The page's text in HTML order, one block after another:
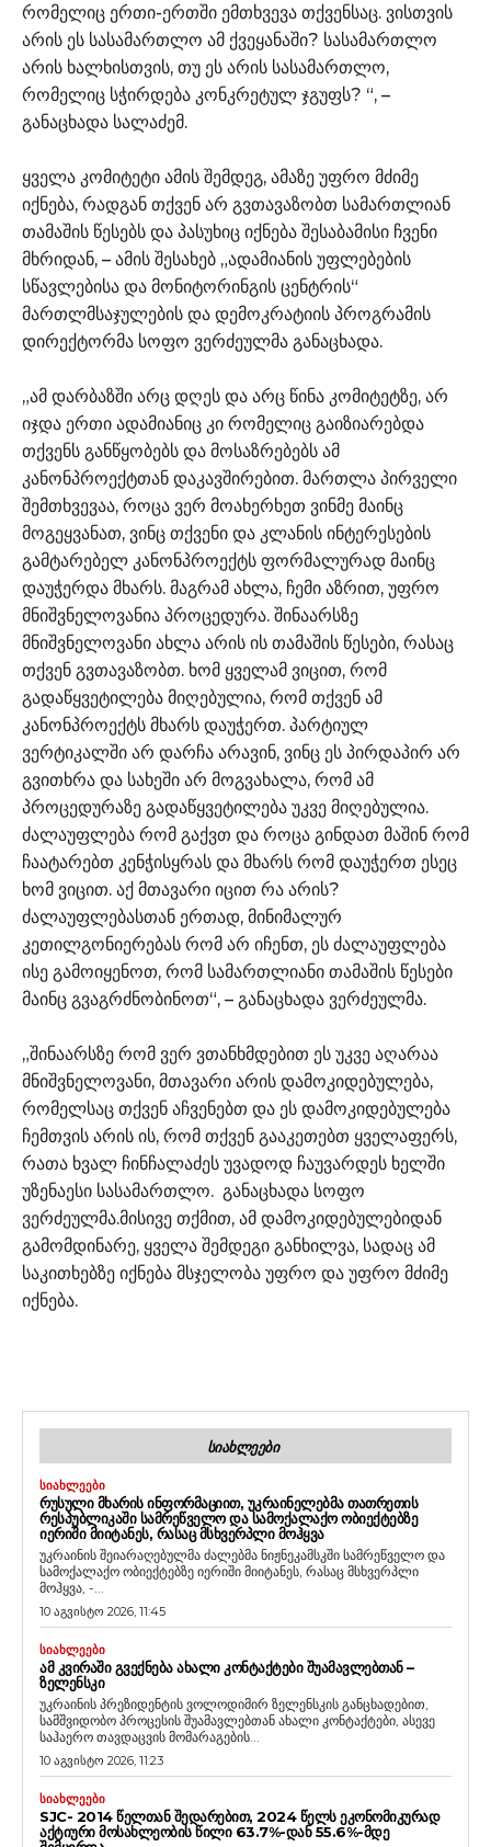
რომელიც ერთი-ერთში ემთხვევა თქვენსაც. ვისთვის
არის ეს სასამართლო ამ ქვეყანაში? სასამართლო
არის ხალხისთვის, თუ ეს არის სასამართლო,
რომელიც სჭირდება კონკრეტულ ჯგუფს? “, –
განაცხადა სალაძემ.
ყველა კომიტეტი ამის შემდეგ, ამაზე უფრო მძიმე
იქნება, რადგან თქვენ არ გვთავაზობთ სამართლიან
თამაშის წესებს და პასუხიც იქნება შესაბამისი ჩვენი
მხრიდან, – ამის შესახებ „ადამიანის უფლებების
სწავლებისა და მონიტორინგის ცენტრის“
მართლმსაჯულების და დემოკრატიის პროგრამის
დირექტორმა სოფო ვერძეულმა განაცხადა.
„ამ დარბაზში არც დღეს და არც წინა კომიტეტზე, არ
იჯდა ერთი ადამიანიც კი რომელიც გაიზიარებდა
თქვენს განწყობებს და მოსაზრებებს ამ
კანონპროექტთან დაკავშირებით. მართლა პირველი
შემთხვევაა, როცა ვერ მოახერხეთ ვინმე მაინც
მოგეყვანათ, ვინც თქვენი და კლანის ინტერესების
გამტარებელ კანონპროექტს ფორმალურად მაინც
დაუჭერდა მხარს. მაგრამ ახლა, ჩემი აზრით, უფრო
მნიშვნელოვანია პროცედურა. შინაარსზე
მნიშვნელოვანი ახლა არის ის თამაშის წესები, რასაც
თქვენ გვთავაზობთ. ხომ ყველამ ვიცით, რომ
გადაწყვეტილება მიღებულია, რომ თქვენ ამ
კანონპროექტს მხარს დაუჭერთ. პარტიულ
ვერტიკალში არ დარჩა არავინ, ვინც ეს პირდაპირ არ
გვითხრა და სახეში არ მოგვახალა, რომ ამ
პროცედურაზე გადაწყვეტილება უკვე მიღებულია.
ძალაუფლება რომ გაქვთ და როცა გინდათ მაშინ რომ
ჩაატარებთ კენჭისყრას და მხარს რომ დაუჭერთ ესეც
ხომ ვიცით. აქ მთავარი იცით რა არის?
ძალაუფლებასთან ერთად, მინიმალურ
კეთილგონიერებას რომ არ იჩენთ, ეს ძალაუფლება
ისე გამოიყენოთ, რომ სამართლიანი თამაშის წესები
მაინც გვაგრძნობინოთ“, – განაცხადა ვერძეულმა.
„შინაარსზე რომ ვერ ვთანხმდებით ეს უკვე აღარაა
მნიშვნელოვანი, მთავარი არის დამოკიდებულება,
რომელსაც თქვენ აჩვენებთ და ეს დამოკიდებულება
ჩემთვის არის ის, რომ თქვენ გააკეთებთ ყველაფერს,
რათა ხვალ ჩინჩალაძეს უვადოდ ჩაუვარდეს ხელში
უზენაესი სასამართლო. განაცხადა სოფო
ვერძეულმა.მისივე თქმით, ამ დამოკიდებულებიდან
გამომდინარე, ყველა შემდეგი განხილვა, სადაც ამ
საკითხებზე იქნება მსჯელობა უფრო და უფრო მძიმე
იქნება.
ᲡᲘᲐᲮᲚᲔᲔᲑᲘ
ᲡᲘᲐᲮᲚᲔᲔᲑᲘ
ᲠᲣᲡᲣᲚᲘ ᲛᲮᲐᲠᲘᲡ ᲘᲜᲤᲝᲠᲛᲐᲪᲘᲘᲗ, ᲣᲙᲠᲐᲘᲜᲔᲚᲔᲑᲛᲐ ᲗᲐᲗᲠᲔᲗᲘᲡ
ᲠᲔᲡᲞᲣᲑᲚᲘᲙᲐᲨᲘ ᲡᲐᲛᲠᲔᲬᲕᲔᲚᲝ ᲓᲐ ᲡᲐᲛᲝᲥᲐᲚᲐᲥᲝ ᲝᲑᲘᲔᲥᲢᲔᲑᲖᲔ
ᲘᲔᲠᲘᲨᲘ ᲛᲘᲘᲢᲐᲜᲔᲡ, ᲠᲐᲡᲐᲪ ᲛᲡᲮᲕᲔᲠᲞᲚᲘ ᲛᲝᲰᲧᲕᲐ
უკრაინის შეიარაღებულმა ძალებმა ნიჟნეკამსკში სამრეწველო და
სამოქალაქო ობიექტებზე იერიში მიიტანეს, რასაც მსხვერპლი
მოჰყვა, -...
10 აგვისტო 2026, 11:45
ᲡᲘᲐᲮᲚᲔᲔᲑᲘ
ᲐᲛ ᲙᲕᲘᲠᲐᲨᲘ ᲒᲕᲔᲥᲜᲔᲑᲐ ᲐᲮᲐᲚᲘ ᲙᲝᲜᲢᲐᲥᲢᲔᲑᲘ ᲨᲣᲐᲛᲐᲕᲚᲔᲑᲗᲐᲜ –
ᲖᲔᲚᲔᲜᲡᲙᲘ
უკრაინის პრეზიდენტის ვოლოდიმირ ზელენსკის განცხადებით,
სამშვიდობო პროცესის შუამავლებთან ახალი კონტაქტები, ასევე
საჰაერო თავდაცვის მომარაგების...
10 აგვისტო 2026, 11:23
ᲡᲘᲐᲮᲚᲔᲔᲑᲘ
SJC- 2014 ᲬᲔᲚᲗᲐᲜ ᲨᲔᲓᲐᲠᲔᲑᲘᲗ, 2024 ᲬᲔᲚᲡ ᲔᲙᲝᲜᲝᲛᲘᲙᲣᲠᲐᲓ
ᲐᲥᲢᲘᲣᲠᲘ ᲛᲝᲡᲐᲮᲚᲔᲝᲑᲘᲡ ᲬᲘᲚᲘ 63.7%-ᲓᲐᲜ 55.6%-ᲛᲓᲔ